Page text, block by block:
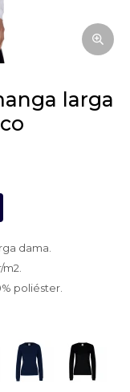
dama.
poliéster.